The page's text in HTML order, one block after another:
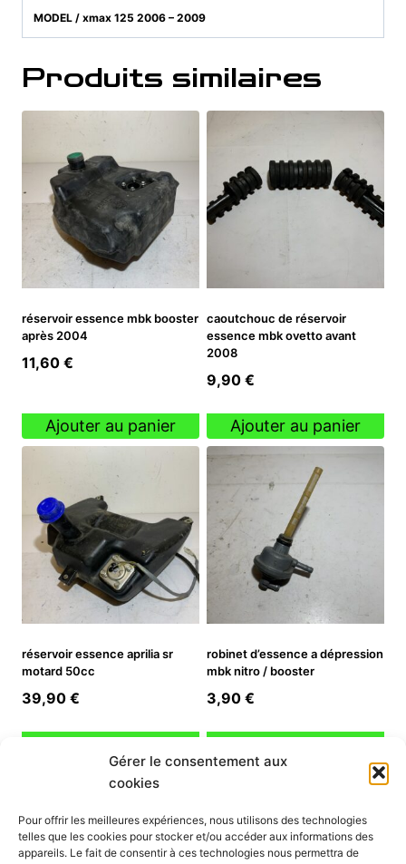
Gérer le consentement aux
cookies
Pour offrir les meilleures expériences, nous utilisons des technologies
telles que les cookies pour stocker et/ou accéder aux informations des
appareils. Le fait de consentir à ces technologies nous permettra de
MODEL / xmax 125 2006 – 2009
Produits similaires
réservoir essence mbk booster
après 2004
11,60 €
Ajouter au panier
caoutchouc de réservoir
essence mbk ovetto avant
2008
9,90 €
Ajouter au panier
réservoir essence aprilia sr
motard 50cc
39,90 €
robinet d’essence a dépression
mbk nitro / booster
3,90 €
INFORMATION
Mon compte